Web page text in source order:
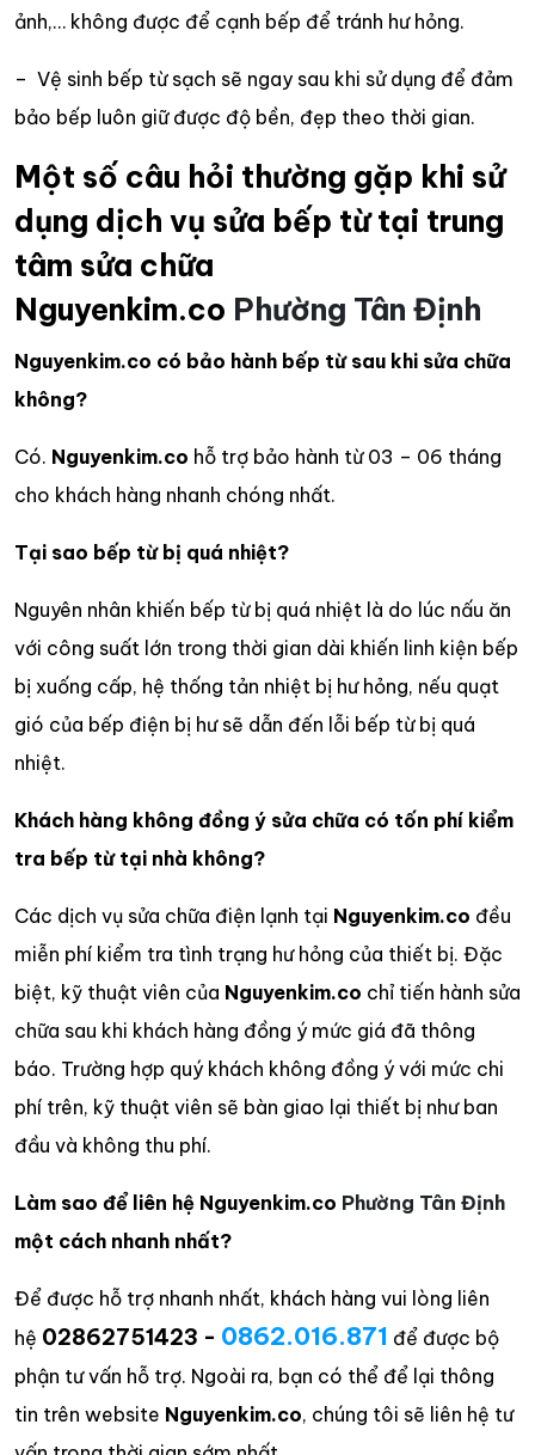
ảnh,… không được để cạnh bếp để tránh hư hỏng.
– Vệ sinh bếp từ sạch sẽ ngay sau khi sử dụng để đảm
bảo bếp luôn giữ được độ bền, đẹp theo thời gian.
Một số câu hỏi thường gặp khi sử
dụng dịch vụ sửa bếp từ tại trung
tâm sửa chữa
Nguyenkim.co Phường Tân Định
Nguyenkim.co có bảo hành bếp từ sau khi sửa chữa
không?
Có. Nguyenkim.co hỗ trợ bảo hành từ 03 – 06 tháng
cho khách hàng nhanh chóng nhất.
Tại sao bếp từ bị quá nhiệt?
Nguyên nhân khiến bếp từ bị quá nhiệt là do lúc nấu ăn
với công suất lớn trong thời gian dài khiến linh kiện bếp
bị xuống cấp, hệ thống tản nhiệt bị hư hỏng, nếu quạt
gió của bếp điện bị hư sẽ dẫn đến lỗi bếp từ bị quá
nhiệt.
Khách hàng không đồng ý sửa chữa có tốn phí kiểm
tra bếp từ tại nhà không?
Các dịch vụ sửa chữa điện lạnh tại Nguyenkim.co đều
miễn phí kiểm tra tình trạng hư hỏng của thiết bị. Đặc
biệt, kỹ thuật viên của Nguyenkim.co chỉ tiến hành sửa
chữa sau khi khách hàng đồng ý mức giá đã thông
báo. Trường hợp quý khách không đồng ý với mức chi
phí trên, kỹ thuật viên sẽ bàn giao lại thiết bị như ban
đầu và không thu phí.
Làm sao để liên hệ Nguyenkim.co Phường Tân Định
một cách nhanh nhất?
Để được hỗ trợ nhanh nhất, khách hàng vui lòng liên
hệ 02862751423 - 0862.016.871 để được bộ
phận tư vấn hỗ trợ. Ngoài ra, bạn có thể để lại thông
tin trên website Nguyenkim.co, chúng tôi sẽ liên hệ tư